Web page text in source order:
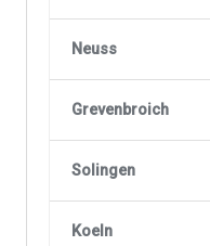
Neuss
Grevenbroich
Solingen
Koeln